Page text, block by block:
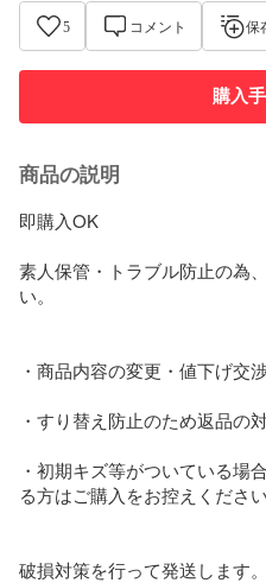
5 コメント 保
購入
商品の説明
即購入OK
素人保管・トラブル防止の為
い。
・商品内容の変更・値下げ交
・すり替え防止のため返品の
・初期キズ等がついている場
る方はご購入をお控えください
破損対策を行って発送します。